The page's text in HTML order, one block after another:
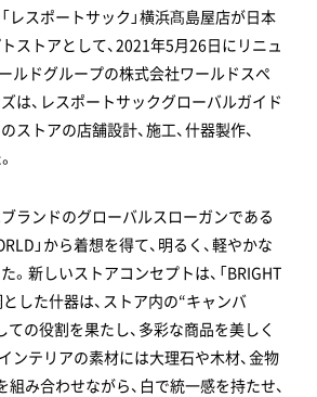
レスポートサック」横浜髙島屋店が日本
ストアとして、2021年5月26日にリニュ
ルドグループの株式会社ワールドスぺ
は、レスポートサックグローバルガイド
ストアの店舗設計、施工、什器製作、
ランドのグローバルスローガンである
」から着想を得て、明るく、軽やかな
。新しいストアコンセプトは、「BRIGHT
とした什器は、ストア内の“キャンバ
ての役割を果たし、多彩な商品を美しく
ンテリアの素材には大理石や木材、金物
組み合わせながら、白で統一感を持たせ、